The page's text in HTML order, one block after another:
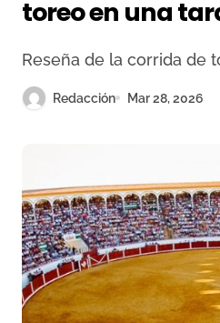
toreo en una
máxima
Rozas
Reseña de la corrida de
Redacción Mar 28, 2026